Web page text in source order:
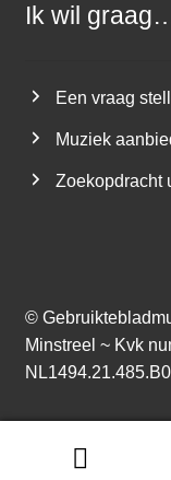
Ik wil
Een vraag
Muziek
Zoekopdracht
©
Minstreel ~ Kvk